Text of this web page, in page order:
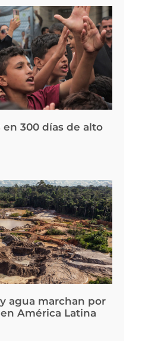
300 días de alto
agua marchan por
América Latina